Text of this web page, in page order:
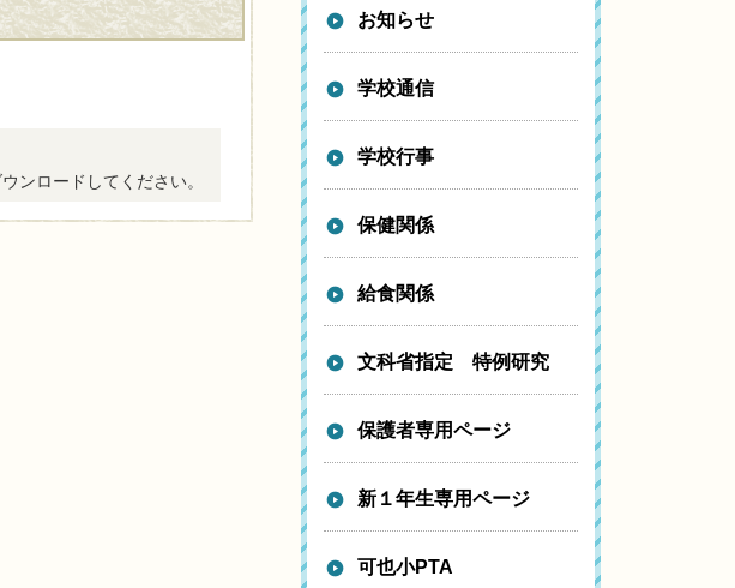
ンロードしてください。
お知らせ
学校通信
学校行事
保健関係
給食関係
文科省指定 特例研究
保護者専用ページ
新１年生専用ページ
可也小PTA